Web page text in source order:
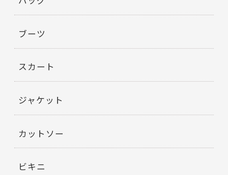
ブーツ
スカート
ジャケット
カットソー
ビキニ